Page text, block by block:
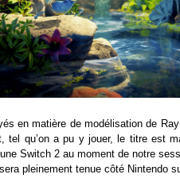
en matière de modélisation de
tel qu’on a pu y jouer, le titre est
Switch 2 au moment de notre
pleinement tenue côté Nintendo